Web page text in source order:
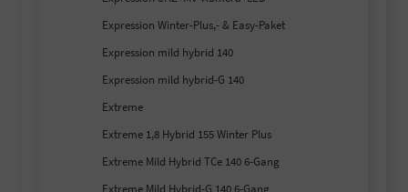
Expression Winter-Plus,- & Easy-Paket
Expression mild hybrid 140
Expression mild hybrid-G 140
Extreme
Extreme 1,8 Hybrid 155 Winter Plus
Extreme Mild Hybrid TCe 140 6-Gang
Extreme Mild Hybrid-G 140 6-Gang